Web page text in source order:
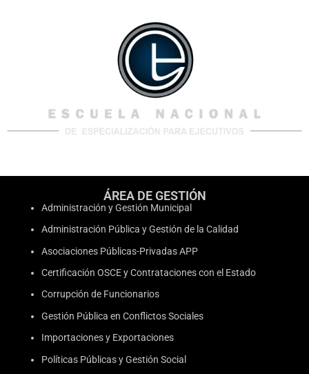
ÁREA DE GESTIÓN
Administración y Gestión Municipal
Administración Pública y Gestión de la Calidad
Asociaciones Públicas-Privadas APP
Certificación OSCE y Contrataciones con el Estado
Corrupción de Funcionarios
Gestión Pública en Conflictos Sociales
Importaciones y Exportaciones
Políticas Públicas y Gestión Social